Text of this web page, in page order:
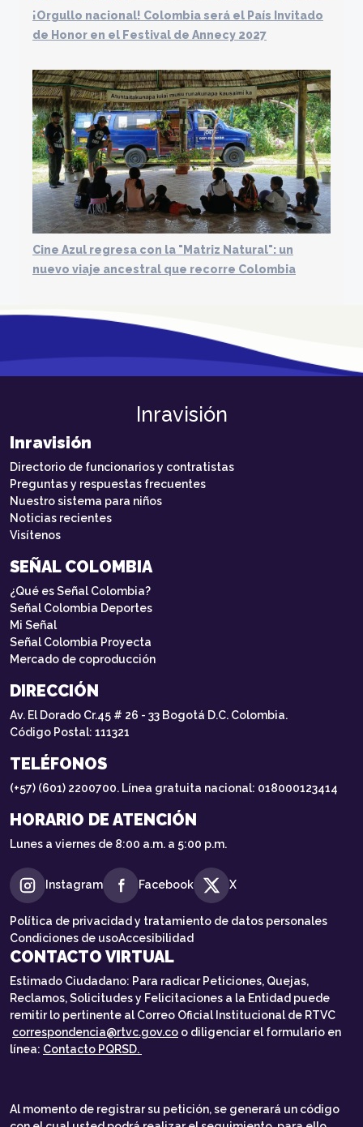
¡Orgullo nacional! Colombia será el País Invitado
de Honor en el Festival de Annecy 2027
Cine Azul regresa con la "Matriz Natural": un
nuevo viaje ancestral que recorre Colombia
Inravisión
Inravisión
Directorio de funcionarios y contratistas
Preguntas y respuestas frecuentes
Nuestro sistema para niños
Noticias recientes
Visítenos
SEÑAL COLOMBIA
¿Qué es Señal Colombia?
Señal Colombia Deportes
Mi Señal
Señal Colombia Proyecta
Mercado de coproducción
DIRECCIÓN
Av. El Dorado Cr.45 # 26 - 33 Bogotá D.C. Colombia.
Código Postal: 111321
TELÉFONOS
(+57) (601) 2200700. Línea gratuita nacional: 018000123414
HORARIO DE ATENCIÓN
Lunes a viernes de 8:00 a.m. a 5:00 p.m.
Instagram Facebook X
Política de privacidad y tratamiento de datos personales
Condiciones de usoAccesibilidad
CONTACTO VIRTUAL
Estimado Ciudadano: Para radicar Peticiones, Quejas,
Reclamos, Solicitudes y Felicitaciones a la Entidad puede
remitir lo pertinente al Correo Oficial Institucional de RTVC
correspondencia@rtvc.gov.co o diligenciar el formulario en
línea: Contacto PQRSD.
Al momento de registrar su petición, se generará un código